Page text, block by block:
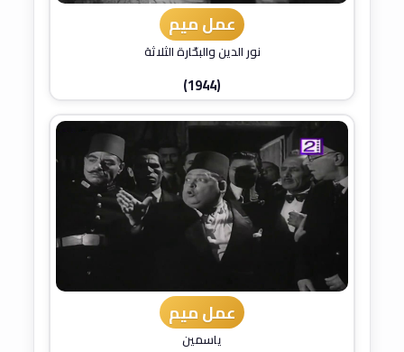
عمل ميم
نور الدين والبحّارة الثلاثة
(1944)
عمل ميم
ياسمين